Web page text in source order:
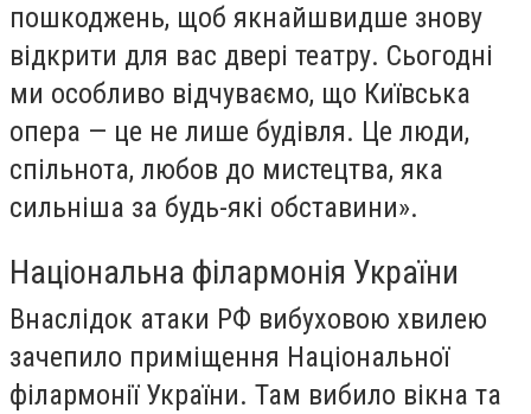
пошкоджень, щоб якнайшвидше знову
відкрити для вас двері театру. Сьогодні
ми особливо відчуваємо, що Київська
опера — це не лише будівля. Це люди,
спільнота, любов до мистецтва, яка
сильніша за будь-які обставини».
Національна філармонія України
Внаслідок атаки РФ вибуховою хвилею
зачепило приміщення Національної
філармонії України. Там вибило вікна та